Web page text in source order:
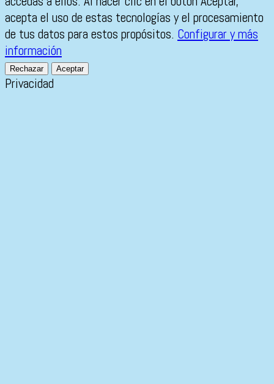
acepta el uso de estas tecnologías y el procesamiento
de tus datos para estos propósitos. Configurar y más
información
Rechazar Aceptar
Privacidad